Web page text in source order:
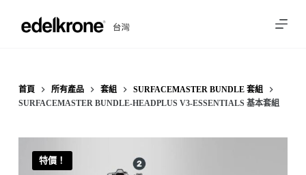
至
內
容
首頁 所有產品 套組
SURFACEMASTER BUNDLE 套組
SURFACEMASTER BUNDLE-HEADPLUS V3-ESSENTIALS 基本套組
特價！